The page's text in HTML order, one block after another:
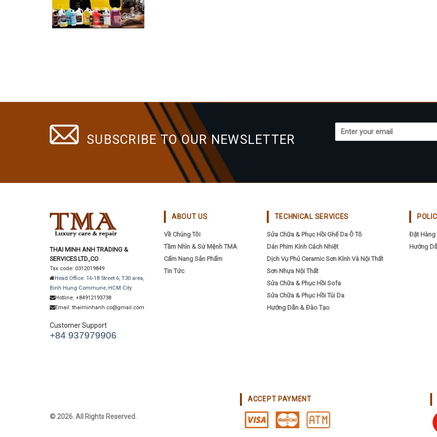
SUBSCRIBE TO OUR NEWSLETTER
THAI MINH ANH TRADING &
SERVICES LTD.,CO
Tax code: 0312019849
Head Office: 16-18 Street 6, T30 area,
Binh Hung Commune, HCM City
Hotline: +84912193738
Email: thaiminhanh.co@gmail.com
Customer Support
+84 937979906
ABOUT US
Về Chúng Tôi
Tầm Nhìn & Sứ Mệnh TMA
Cẩm Nang Sản Phẩm
Tin Tức
TECHNICAL SERVICES
Sửa Chữa & Phục Hồi Ghế Da Ô Tô
Dán Phim Kính Cách Nhiệt
Dịch Vụ Phủ Ceramic Sơn Kính Và Nội Thất
Sơn Nhựa Nội Thất
Sửa Chữa & Phục Hồi Sofa
Sửa Chữa & Phục Hồi Túi Da
Hướng Dẫn & Đào Tạo
Đặt Hàng
Hướng
© 2026. All Rights Reserved.
ACCEPT PAYMENT